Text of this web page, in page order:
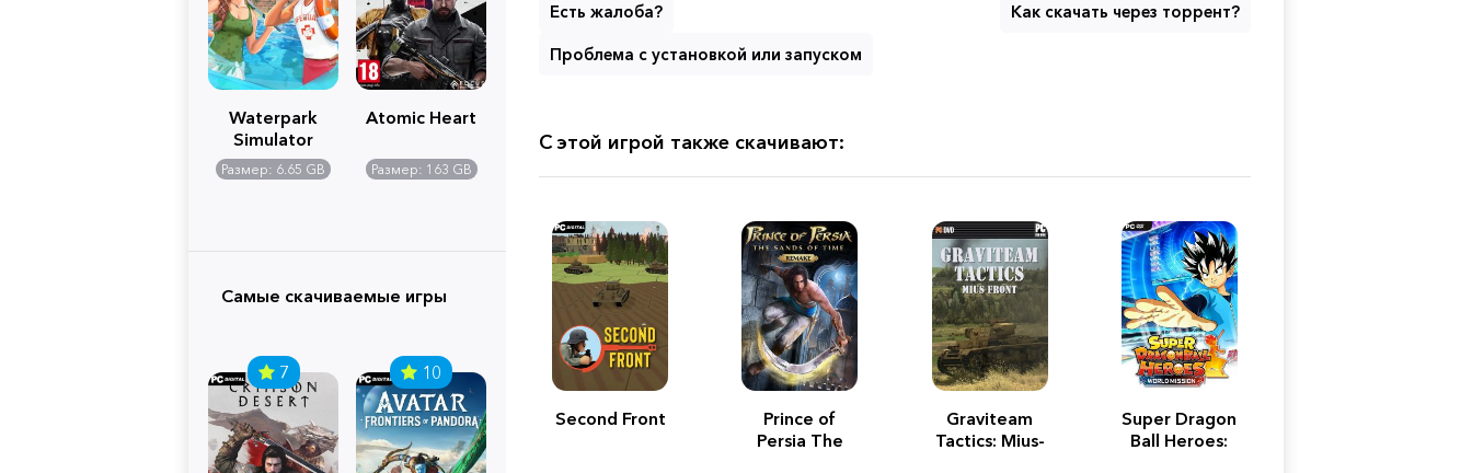
Waterpark
Simulator
Размер: 6.65 GB
Atomic Heart
Размер: 163 GB
Самые скачиваемые игры
7 10
Есть жалоба? Как скачать через торрент?
Проблема с установкой или запуском
С этой игрой также скачивают:
Second Front
Prince of
Persia The
Graviteam
Tactics: Mius-
Super Dragon
Ball Heroes: